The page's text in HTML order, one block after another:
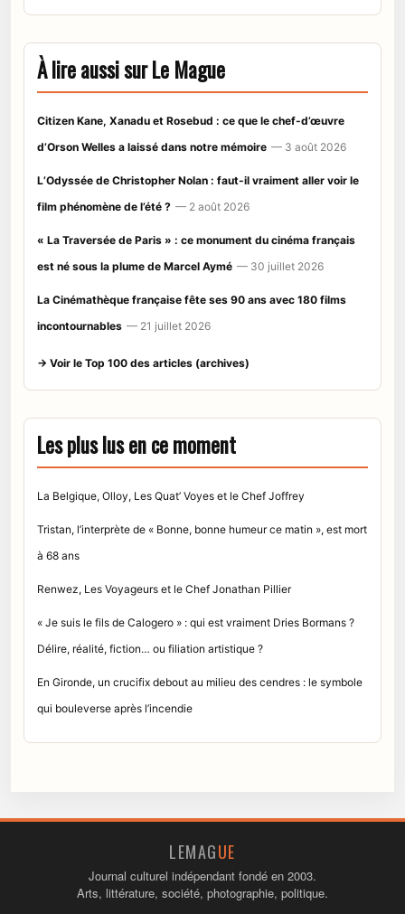
À lire aussi sur Le Mague
Citizen Kane, Xanadu et Rosebud : ce que le chef-d’œuvre
d’Orson Welles a laissé dans notre mémoire — 3 août 2026
L’Odyssée de Christopher Nolan : faut-il vraiment aller voir le
film phénomène de l’été ? — 2 août 2026
« La Traversée de Paris » : ce monument du cinéma français
est né sous la plume de Marcel Aymé — 30 juillet 2026
La Cinémathèque française fête ses 90 ans avec 180 films
incontournables — 21 juillet 2026
→ Voir le Top 100 des articles (archives)
Les plus lus en ce moment
La Belgique, Olloy, Les Quat’ Voyes et le Chef Joffrey
Tristan, l’interprète de « Bonne, bonne humeur ce matin », est mort
à 68 ans
Renwez, Les Voyageurs et le Chef Jonathan Pillier
« Je suis le fils de Calogero » : qui est vraiment Dries Bormans ?
Délire, réalité, fiction… ou filiation artistique ?
En Gironde, un crucifix debout au milieu des cendres : le symbole
qui bouleverse après l’incendie
LEMAGUE
Journal culturel indépendant fondé en 2003.
Arts, littérature, société, photographie, politique.